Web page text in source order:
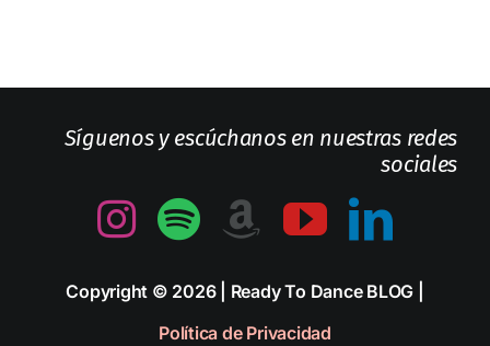
Síguenos y escúchanos en nuestras redes
sociales
Copyright © 2026 | Ready To Dance BLOG |
Política de Privacidad